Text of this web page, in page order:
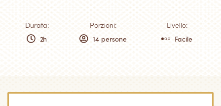
Durata: Porzioni:
Livello:
2h
14 persone Facile